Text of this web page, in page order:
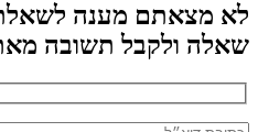
לא מצאתם מענה
שאלה ולקבל תשובה